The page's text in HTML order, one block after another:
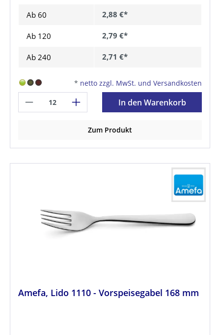
Ab 60 2,88 €*
Ab 120 2,79 €*
Ab 240 2,71 €*
* netto zzgl. MwSt. und Versandkosten
In den Warenkorb
Zum Produkt
Amefa, Lido 1110 - Vorspeisegabel 168 mm